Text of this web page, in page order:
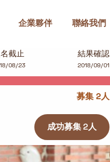
企業夥伴 聯絡我們
截止
08/23
結果確認
2018/09/01
募集 2人
成功募集 2人